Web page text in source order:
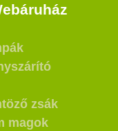
zsák
magok